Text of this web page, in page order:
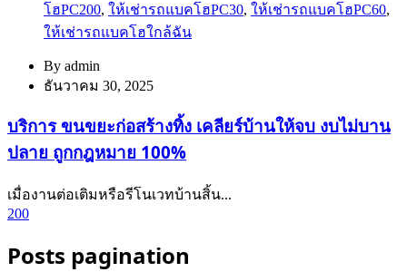
โฮPC200, ให้เช่ารถแบคโฮPC30, ให้เช่ารถแบคโฮPC60,
ให้เช่ารถแบคโฮใกล้ฉัน
By admin
ธันวาคม 30, 2025
บริการ ขนขยะก่อสร้างทิ้ง เคลียร์บ้านให้จบ งบไม่บาน
ปลาย ถูกกฎหมาย 100%
เมื่องานต่อเติมหรือรีโนเวทบ้านสิ้น...
200
Posts pagination